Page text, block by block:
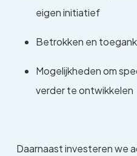
eigen initiatief
Betrokken en
Mogelijkheden om
verder te ontwikkelen
Daarnaast investeren we